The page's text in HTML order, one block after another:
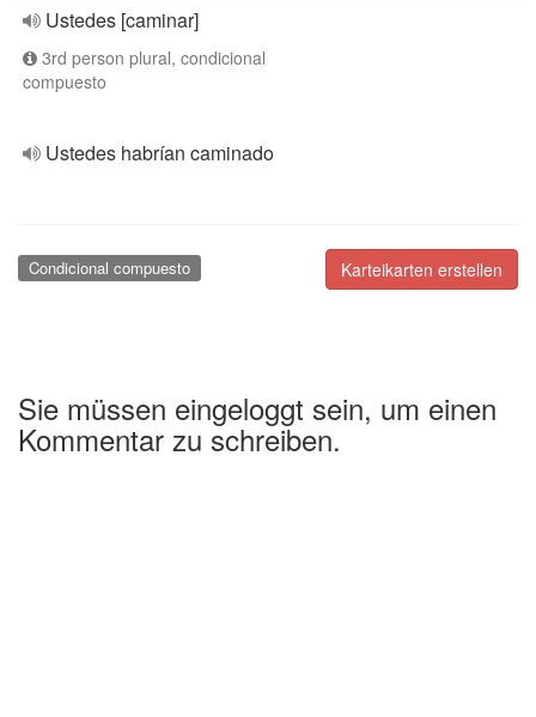
Ustedes [caminar]
3rd person plural, condicional
compuesto
Ustedes habrían caminado
Karteikarten erstellen
Condicional compuesto
Sie müssen eingeloggt sein, um einen
Kommentar zu schreiben.